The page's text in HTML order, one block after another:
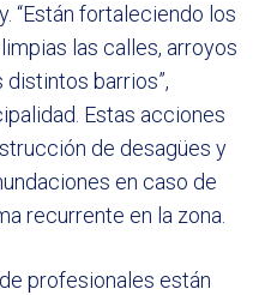
“Están fortaleciendo los
las calles, arroyos
barrios”,
Estas acciones
de desagües y
en caso de
recurrente en la zona.
profesionales están